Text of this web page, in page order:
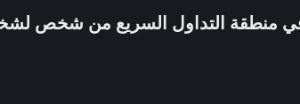
في منطقة التداول السريع من شخص